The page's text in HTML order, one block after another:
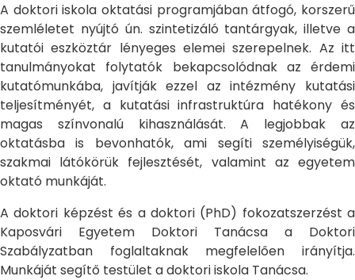
A doktori iskola oktatási programjában átfogó, korszerű
szemléletet nyújtó ún. szintetizáló tantárgyak, illetve a
kutatói eszköztár lényeges elemei szerepelnek. Az itt
tanulmányokat folytatók bekapcsolódnak az érdemi
kutatómunkába, javítják ezzel az intézmény kutatási
teljesítményét, a kutatási infrastruktúra hatékony és
magas színvonalú kihasználását. A legjobbak az
oktatásba is bevonhatók, ami segíti személyiségük,
szakmai látókörük fejlesztését, valamint az egyetem
oktató munkáját.
A doktori képzést és a doktori (PhD) fokozatszerzést a
Kaposvári Egyetem Doktori Tanácsa a Doktori
Szabályzatban foglaltaknak megfelelően irányítja.
Munkáját segítő testület a doktori iskola Tanácsa.